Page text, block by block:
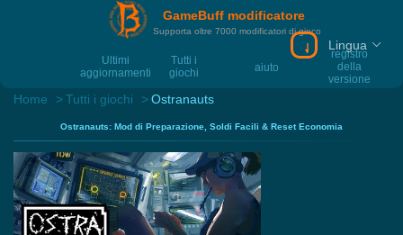
GameBuff modificatore
Supporta oltre 7000 modificatori di gioco
Ultimi
aggiornamenti
Tutti i
giochi
aiuto
registro
della
versione
Scarica il
Lingua
Home Tutti i giochi Ostranauts
Ostranauts: Mod di Preparazione, Soldi Facili & Reset Economia